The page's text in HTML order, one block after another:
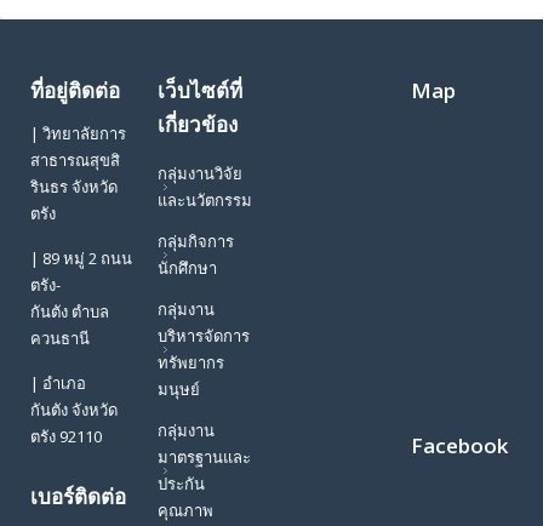
ที่อยู่ติดต่อ
| วิทยาลัยการ
สาธารณสุขสิ
รินธร จังหวัด
ตรัง
| 89 หมู่ 2 ถนน
ตรัง-
กันตัง ตำบล
ควนธานี
| อำเภอ
กันตัง จังหวัด
ตรัง 92110
เบอร์ติดต่อ
เว็บไซต์ที่
เกี่ยวข้อง
กลุ่มงานวิจัย
และนวัตกรรม
กลุ่มกิจการ
นักศึกษา
กลุ่มงาน
บริหารจัดการ
ทรัพยากร
มนุษย์
กลุ่มงาน
มาตรฐานและ
ประกัน
คุณภาพ
Map
Facebook